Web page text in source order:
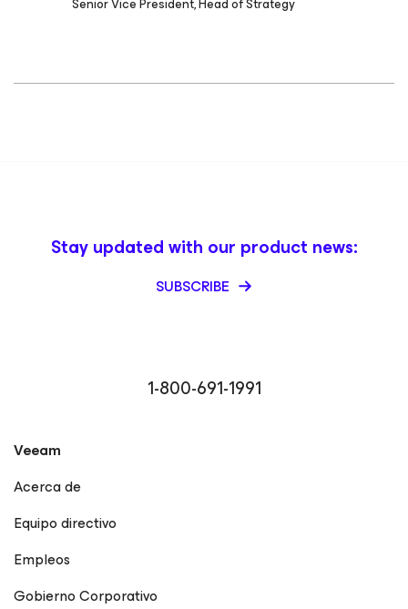
1-800-691-1991
Stay updated with our product news:
SUBSCRIBE
Veeam
Acerca de
Equipo directivo
Empleos
Gobierno Corporativo